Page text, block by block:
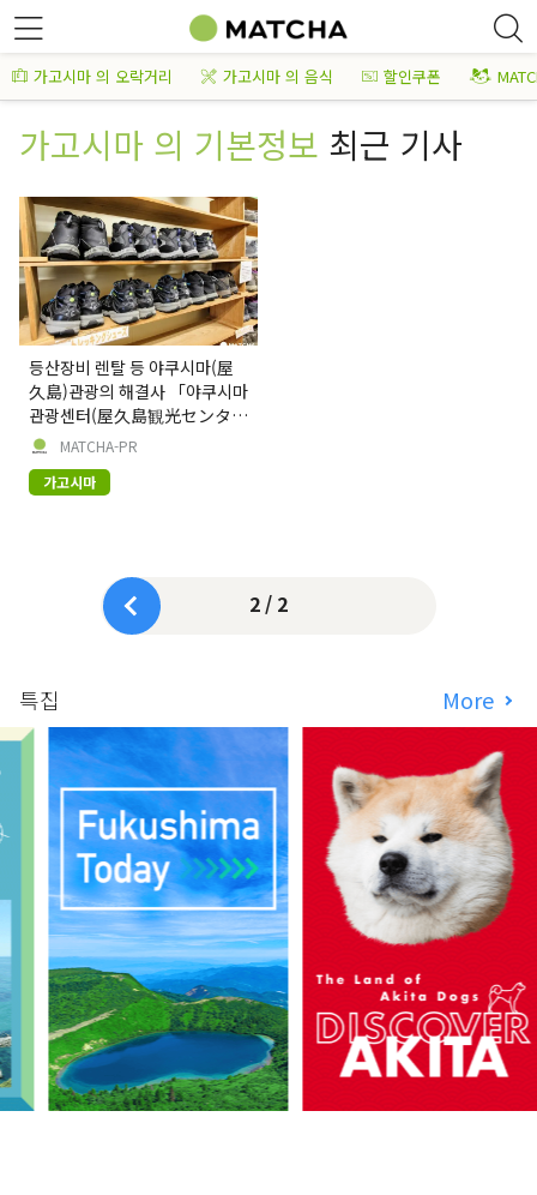
가고시마 의 오락거리 가고시마 의 음식 할인쿠폰
가고시마 의 기본정보 최근 기사
등산장비 렌탈 등 야쿠시마(屋
久島)관광의 해결사 「야쿠시마
관광센터(屋久島観光センタ
ー)」MATCHA-PR
가고시마
2 / 2
특집 More